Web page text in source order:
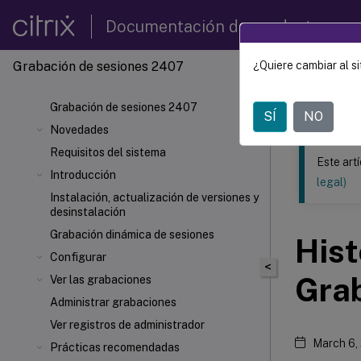
Documentación de productos
Grabación de sesiones 2407
Grabación de sesiones 2407
Novedades
Requisitos del sistema
Introducción
Instalación, actualización de versiones y
desinstalación
Grabación dinámica de sesiones
Configurar
Ver las grabaciones
Administrar grabaciones
Ver registros de administrador
Prácticas recomendadas
Este
<
Este
legal)
March
¿Quiere cambiar al
SÍ NO